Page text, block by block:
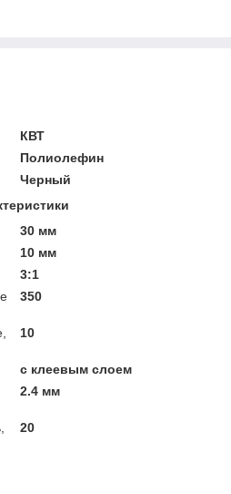
КВТ
Полиолефин
Черный
30 мм
10 мм
3:1
350
10
с клеевым слоем
2.4 мм
20